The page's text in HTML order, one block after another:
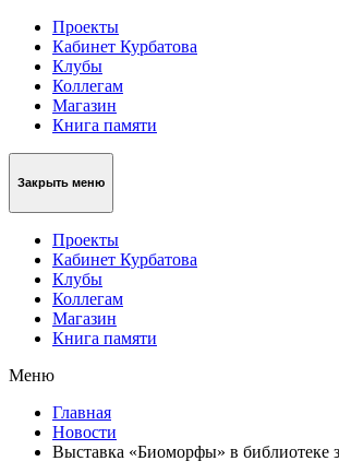
Проекты
Кабинет Курбатова
Клубы
Коллегам
Магазин
Книга памяти
Закрыть меню
Проекты
Кабинет Курбатова
Клубы
Коллегам
Магазин
Книга памяти
Меню
Главная
Новости
Выставка «Биоморфы» в библиотеке